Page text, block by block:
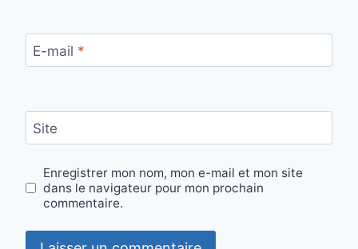
E-mail *
Site
Enregistrer mon nom, mon e-mail et mon site
dans le navigateur pour mon prochain
commentaire.